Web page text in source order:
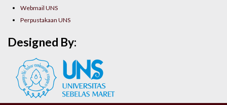
Webmail UNS
Perpustakaan UNS
Designed By: